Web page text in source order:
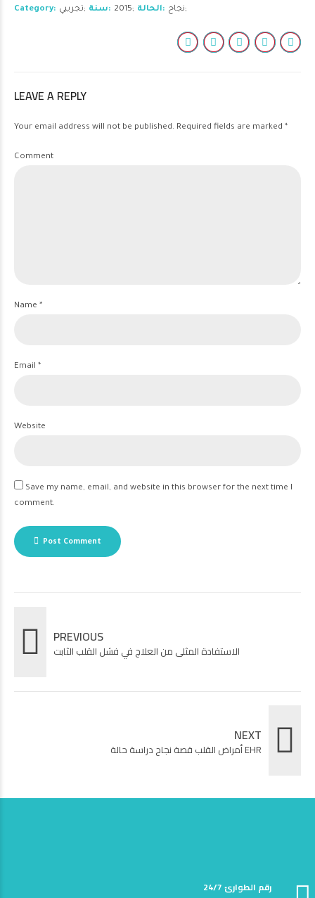
Category تجريبي سنة 2015 الحالة نجاح
LEAVE A REPLY
Your email address will not be published. Required fields are marked *
Comment
Name *
Email *
Website
Save my name, email, and website in this browser for the next time I
comment.
Post Comment
PREVIOUS
الاستفادة المثلى من العلاج في فشل القلب الثابت
NEXT
أمراض القلب قصة نجاح دراسة حالة EHR
24/7 رقم الطوارئ